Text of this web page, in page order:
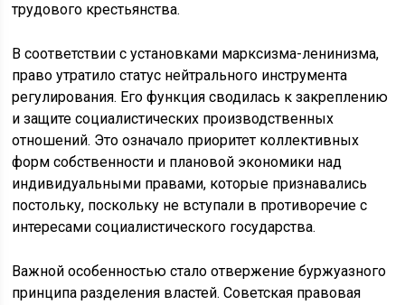
трудового крестьянства.
В соответствии с установками марксизма-ленинизма,
право утратило статус нейтрального инструмента
регулирования. Его функция сводилась к закреплению
и защите социалистических производственных
отношений. Это означало приоритет коллективных
форм собственности и плановой экономики над
индивидуальными правами, которые признавались
постольку, поскольку не вступали в противоречие с
интересами социалистического государства.
Важной особенностью стало отвержение буржуазного
принципа разделения властей. Советская правовая